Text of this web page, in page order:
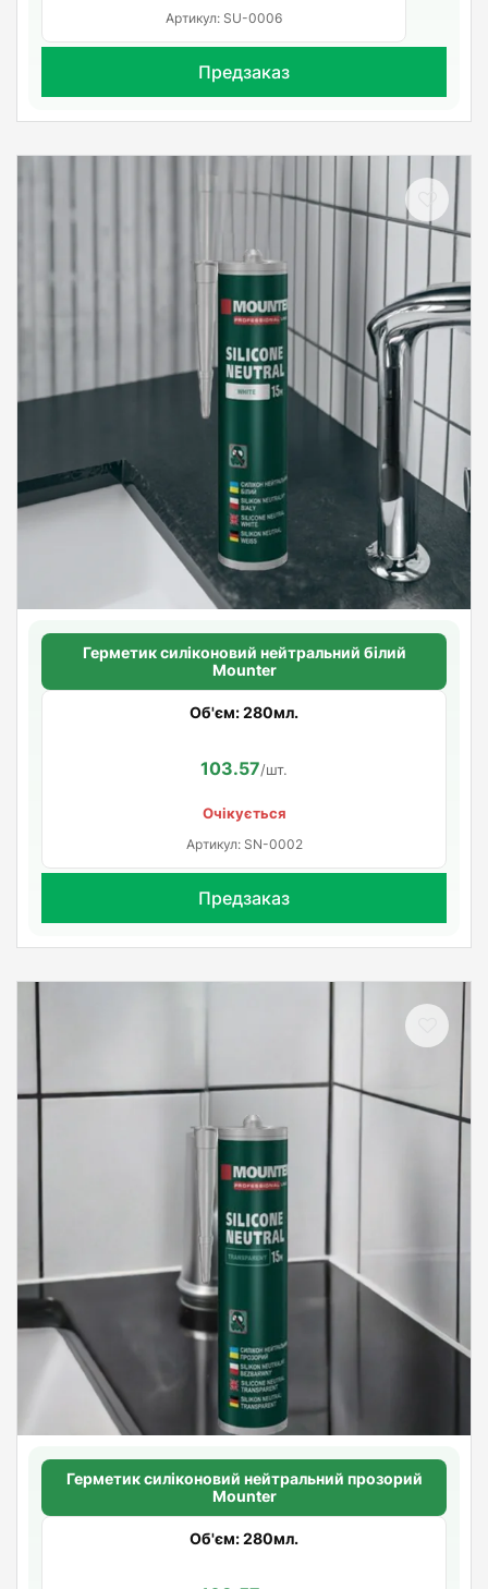
Артикул: SU-0006
Предзаказ
Герметик силіконовий нейтральний білий
Mounter
Об'єм: 280мл.
103.57/шт.
Очікується
Артикул: SN-0002
Предзаказ
Герметик силіконовий нейтральний прозорий
Mounter
Об'єм: 280мл.